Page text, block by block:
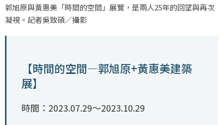
郭旭原與黃惠美「時間的空間」展覽，是兩人25年的回望與再次
凝視。記者吳致碩／攝影
【時間的空間—郭旭原+黃惠美建築
展】
時間：2023.07.29～2023.10.29